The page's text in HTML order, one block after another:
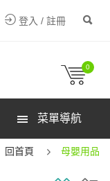
登入 / 註冊
0
菜單導航
回首頁 母嬰用品